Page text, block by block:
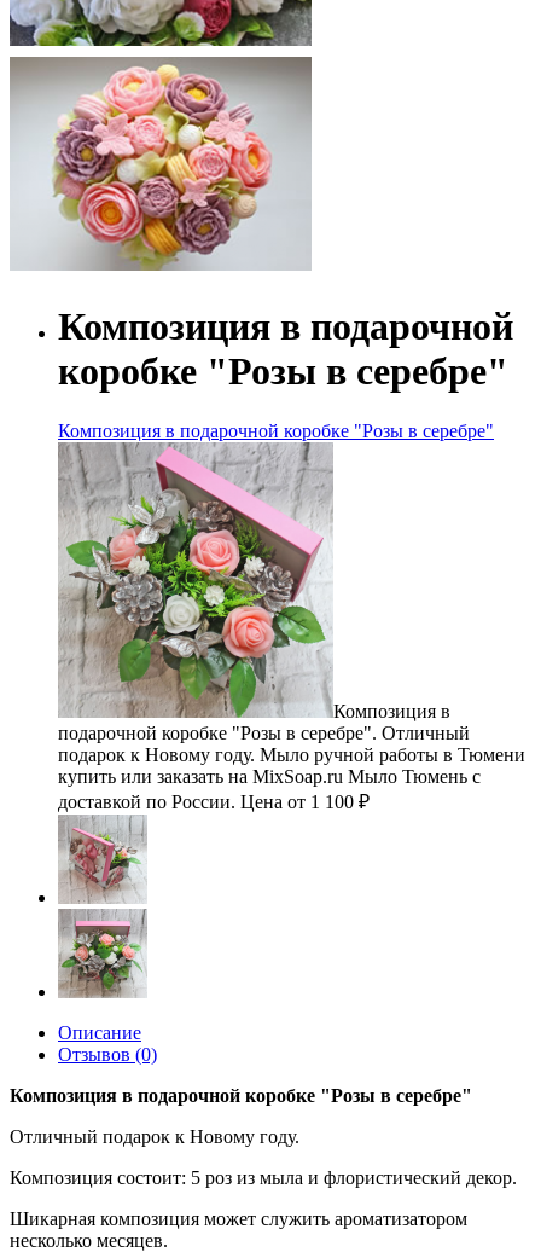
Композиция в подарочной
коробке "Розы в серебре"
Композиция в подарочной коробке "Розы в серебре"
Композиция в
подарочной коробке "Розы в серебре". Отличный
подарок к Новому году. Мыло ручной работы в Тюмени
купить или заказать на MixSoap.ru Мыло Тюмень с
доставкой по России. Цена от 1 100 ₽
Описание
Отзывов (0)
Композиция в подарочной коробке "Розы в серебре"
Отличный подарок к Новому году.
Композиция состоит: 5 роз из мыла и флористический декор.
Шикарная композиция может служить ароматизатором
несколько месяцев.